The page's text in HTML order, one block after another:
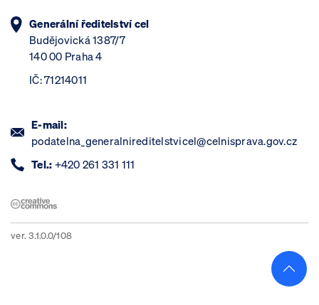
Generální ředitelství cel
Budějovická 1387/7
140 00 Praha 4
IČ: 71214011
E-mail:
podatelna_generalnireditelstvicel@celnisprava.gov.cz
Tel.: +420 261 331 111
ver. 3.1.0.0/108